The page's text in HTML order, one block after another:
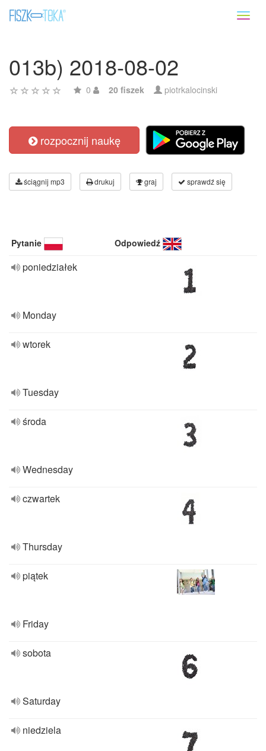
013b) 2018-08-02
0 20 fiszek piotrkalocinski
rozpocznij naukę
ściągnij mp3 drukuj graj sprawdź się
Pytanie Odpowiedź
poniedziałek
Monday
wtorek
Tuesday
środa
Wednesday
czwartek
Thursday
piątek
Friday
sobota
Saturday
niedziela